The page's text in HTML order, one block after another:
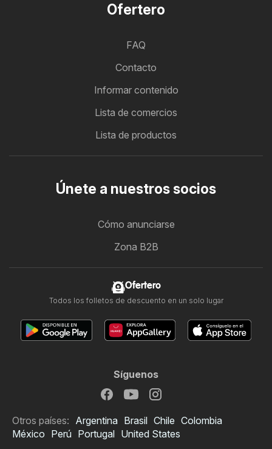
Ofertero
FAQ
Contacto
Informar contenido
Lista de comercios
Lista de productos
Únete a nuestros socios
Cómo anunciarse
Zona B2B
Ofertero
Todos los folletos de descuento en un solo lugar
Síguenos
Otros países: Argentina Brasil Chile Colombia
México Perú Portugal United States